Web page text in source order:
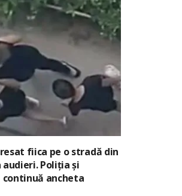
fiica pe o stradă din
Poliția și
ancheta